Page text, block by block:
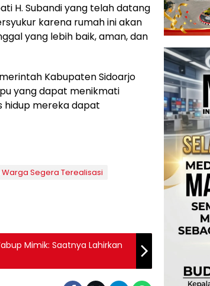
H. Subandi yang telah datang
karena rumah ini akan
yang lebih baik, aman, dan
Kabupaten Sidoarjo
yang dapat menikmati
hidup mereka dapat
Warga Segera Terealisasi
Mimik: Saatnya Lahirkan